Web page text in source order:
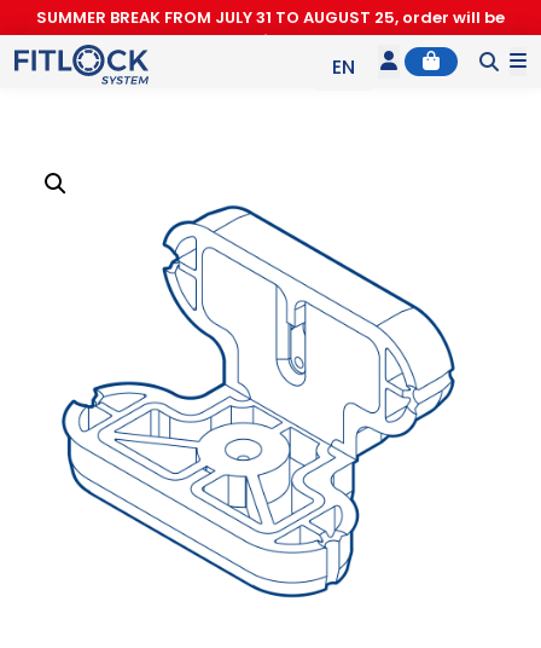
SUMMER BREAK FROM JULY 31 TO AUGUST 25, order will be
processed after August 26.
EN
Account
Cart